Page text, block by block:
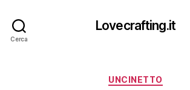
Cerca
Lovecrafting.it
Categorie
UNCINETTO